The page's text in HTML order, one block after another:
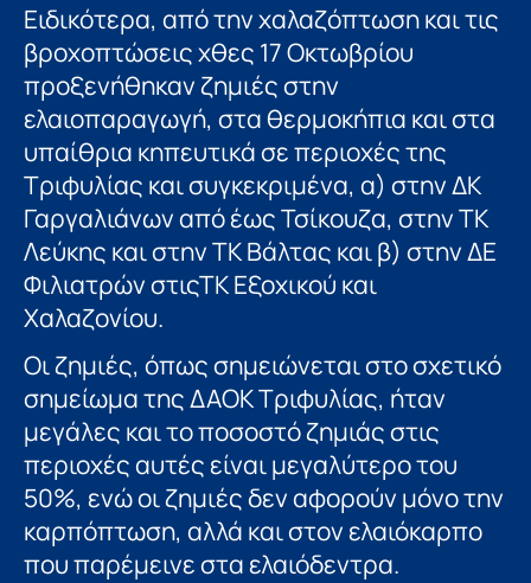
Ειδικότερα, από την χαλαζόπτωση και τις
βροχοπτώσεις χθες 17 Οκτωβρίου
προξενήθηκαν ζημιές στην
ελαιοπαραγωγή, στα θερμοκήπια και στα
υπαίθρια κηπευτικά σε περιοχές της
Τριφυλίας και συγκεκριµένα, α) στην ΔΚ
Γαργαλιάνων από έως Τσίκουζα, στην ΤΚ
Λεύκης και στην ΤΚ Βάλτας και β) στην ΔΕ
Φιλιατρών στιςΤΚ Εξοχικού και
Χαλαζονίου.
Οι ζημιές, όπως σημειώνεται στο σχετικό
σημείωμα της ΔΑΟΚ Τριφυλίας, ήταν
µεγάλες και το ποσοστό ζημιάς στις
περιοχές αυτές είναι μεγαλύτερο του
50%, ενώ οι ζημιές δεν αφορούν µόνο την
καρπόπτωση, αλλά και στον ελαιόκαρπο
που παρέμεινε στα ελαιόδεντρα.